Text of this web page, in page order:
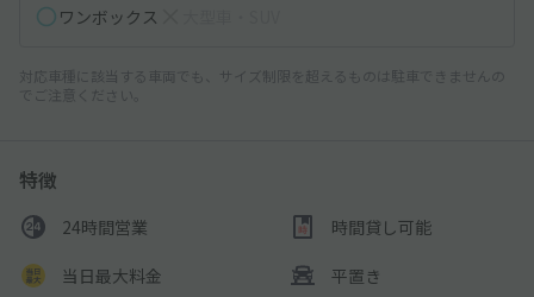
ワンボックス
対応車種に該当する車両でも、サイズ制限を超えるものは駐車できませんの
でご注意ください。
特徴
24時間営業 時間貸し可能
当日最大料金 平置き